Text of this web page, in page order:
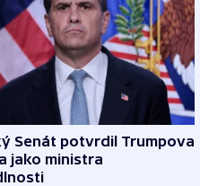
Senát potvrdil Trumpova
jako ministra